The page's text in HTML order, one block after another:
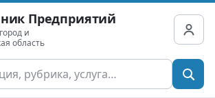
Предприятий
и
область